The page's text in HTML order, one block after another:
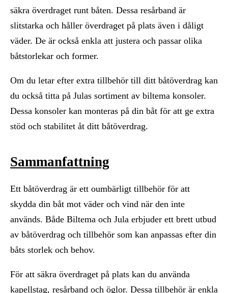
säkra överdraget runt båten. Dessa resårband är
slitstarka och håller överdraget på plats även i dåligt
väder. De är också enkla att justera och passar olika
båtstorlekar och former.
Om du letar efter extra tillbehör till ditt båtöverdrag kan
du också titta på Julas sortiment av biltema konsoler.
Dessa konsoler kan monteras på din båt för att ge extra
stöd och stabilitet åt ditt båtöverdrag.
Sammanfattning
Ett båtöverdrag är ett oumbärligt tillbehör för att
skydda din båt mot väder och vind när den inte
används. Både Biltema och Jula erbjuder ett brett utbud
av båtöverdrag och tillbehör som kan anpassas efter din
båts storlek och behov.
För att säkra överdraget på plats kan du använda
kapellstag, resårband och öglor. Dessa tillbehör är enkla